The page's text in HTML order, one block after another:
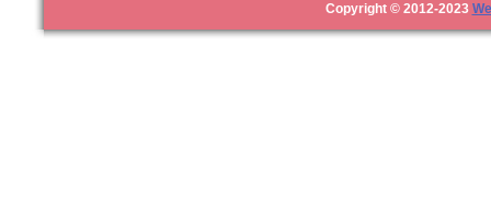
Copyright © 2012-2023